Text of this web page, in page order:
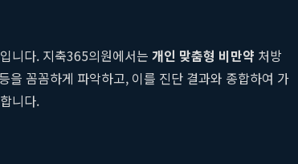
니다. 지축365의원에서는 개인 맞춤형 비만약 처방
을 꼼꼼하게 파악하고, 이를 진단 결과와 종합하여 가
니다.